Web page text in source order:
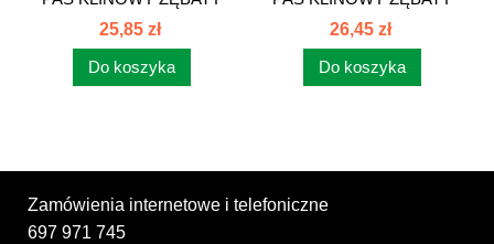
AVX13x1350...
25,85 zł
Do koszyka
AVX13x1275...
26,45 zł
Do koszyka
Zamówienia internetowe i telefoniczne
697 971 745